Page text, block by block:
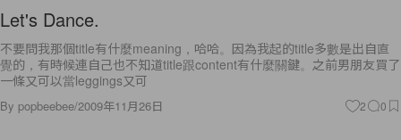
Let's Dance.
不要問我那個title有什麼meaning，哈哈。因為我起的title多數是出自直
覺的，有時候連自己也不知道title跟content有什麼關鍵。之前男朋友買了
一條又可以當leggings又可
By popbeebee/2009年11月26日 2 0